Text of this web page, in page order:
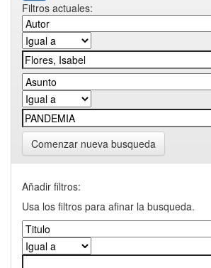
Filtros actuales:
Comenzar nueva busqueda
Añadir filtros:
Usa los filtros para afinar la busqueda.